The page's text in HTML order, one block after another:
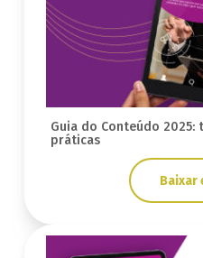
Guia do Conteúdo 2025:
práticas
Baixar